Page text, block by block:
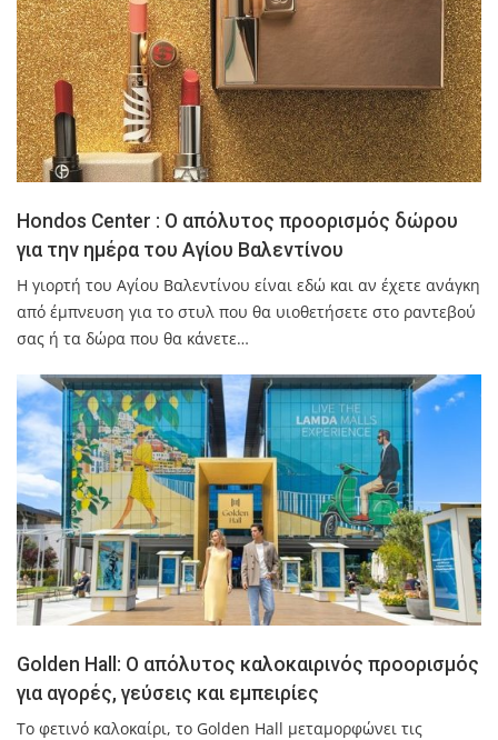
Hondos Center : Ο απόλυτος προορισμός δώρου
για την ημέρα του Αγίου Βαλεντίνου
Η γιορτή του Αγίου Βαλεντίνου είναι εδώ και αν έχετε ανάγκη
από έμπνευση για το στυλ που θα υιοθετήσετε στο ραντεβού
σας ή τα δώρα που θα κάνετε…
Golden Hall: Ο απόλυτος καλοκαιρινός προορισμός
για αγορές, γεύσεις και εμπειρίες
Το φετινό καλοκαίρι, το Golden Hall μεταμορφώνει τις